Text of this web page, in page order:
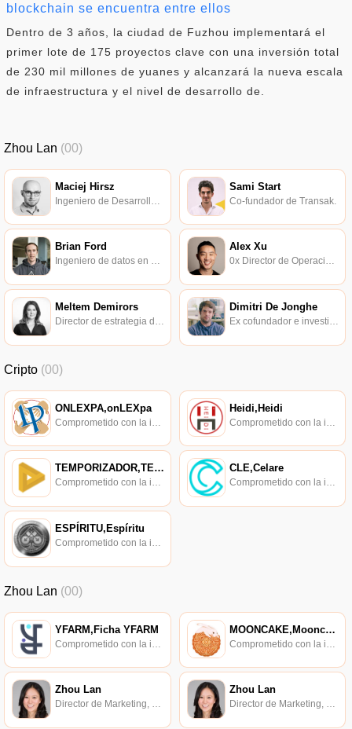
blockchain se encuentra entre ellos
Dentro de 3 años, la ciudad de Fuzhou implementará el
primer lote de 175 proyectos clave con una inversión total
de 230 mil millones de yuanes y alcanzará la nueva escala
de infraestructura y el nivel de desarrollo de.
Zhou Lan (00)
Maciej Hirsz Sami Start
Co-fundador de Transak.
Brian Ford
Ingeniero de datos en Flipside Crypto.
Alex Xu
0x Director de Operaciones.
Meltem Demirors
Director de estrategia de CoinShares, ex director general de DCG.
Dimitri De Jonghe
Ex cofundador e investigador principal de Ocean Protocol.
Cripto (00)
ONLEXPA,onLEXpa Heidi,Heidi
TEMPORIZADOR,TEMPORIZADOR
Comprometido con la investigación de políticas en los campos de las nuevas finanzas, las finanzas internacionales y los mercados financieros.
CLE,Celare
Comprometido con la investigación de políticas en los campos de las nuevas finanzas, las finanzas internacionales y los mercados financieros.
ESPÍRITU,Espíritu
Comprometido con la investigación de políticas en los campos de las nuevas finanzas, las finanzas internacionales y los mercados financieros.
Zhou Lan (00)
YFARM,Ficha YFARM MOONCAKE,Mooncake,MooncakeToken
Zhou Lan
Director de Marketing, SmartContract.
Zhou Lan
Director de Marketing, SmartContract.